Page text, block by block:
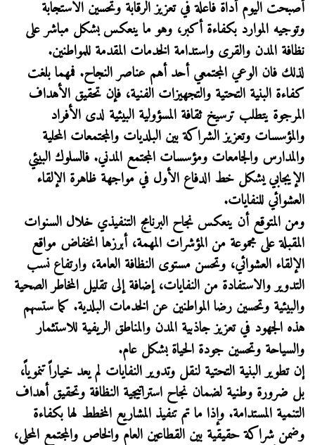
أصبحت اليوم أداة فاعلة في تعزيز الرقابة وتحسين الاستجابة
وتوجيه الموارد بكفاءة أكبر، وهو ما ينعكس بشكل مباشر على
نظافة المدن والقرى واستدامة الخدمات المقدمة للمواطنين.
لذلك فان الوعي المجتمعي أحد أهم عناصر النجاح. فمهما بلغت
كفاءة البنية التحتية والتجهيزات الفنية، فإن تحقيق الأهداف
المرجوة يتطلب ترسيخ ثقافة المسؤولية البيئية لدى الأفراد
والمؤسسات وتعزيز الشراكة بين البلديات والمجتمعات المحلية
والمدارس والجامعات ومؤسسات المجتمع المدني. فالسلوك البيئي
الإيجابي يشكل خط الدفاع الأول في مواجهة ظاهرة الإلقاء
العشوائي للنفايات.
ومن المتوقع أن ينعكس نجاح البرنامج التنفيذي خلال السنوات
المقبلة على مجموعة من المؤشرات المهمة، أبرزها انخفاض مواقع
الإلقاء العشوائي، وتحسن مستوى النظافة العامة، وارتفاع نسب
التدوير والاستفادة من النفايات، إضافة إلى تقليل المخاطر الصحية
والبيئية وتحسين رضا المواطنين عن الخدمات البلدية. كما ستسهم
هذه الجهود في تعزيز جاذبية المدن والمناطق الريفية للاستثمار
والسياحة وتحسين جودة الحياة بشكل عام.
إن تطوير البنية التحتية لنقل وتدوير النفايات لم يعد خياراً تنموياً،
بل ضرورة وطنية لضمان نجاح استراتيجية النظافة وتحقيق أهداف
التنمية المستدامة. وإذا ما تم تنفيذ المشاريع المخطط لها بكفاءة
وضمن شراكة حقيقية بين القطاعين العام والخاص والمجتمع المحلي،